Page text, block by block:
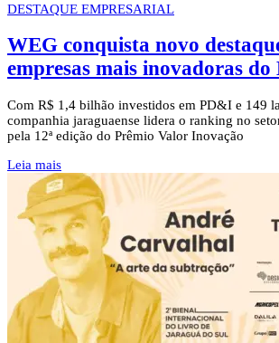
DESTAQUE EMPRESARIAL
WEG conquista novo
empresas mais inovadoras do
Com R$ 1,4 bilhão investidos em PD&I e 149
companhia jaraguaense lidera o ranking no
pela 12ª edição do Prêmio Valor Inovação
Leia mais